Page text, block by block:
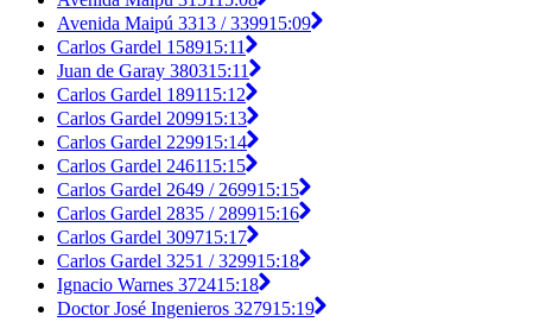
Avenida Maipú 3313 / 339915:09
Carlos Gardel 158915:11
Juan de Garay 380315:11
Carlos Gardel 189115:12
Carlos Gardel 209915:13
Carlos Gardel 229915:14
Carlos Gardel 246115:15
Carlos Gardel 2649 / 269915:15
Carlos Gardel 2835 / 289915:16
Carlos Gardel 309715:17
Carlos Gardel 3251 / 329915:18
Ignacio Warnes 372415:18
Doctor José Ingenieros 327915:19